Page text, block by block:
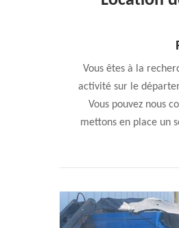
Vous êtes à la
activité sur le
Vous pouvez nous
mettons en place un